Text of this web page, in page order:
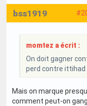
bss1919
momtez a écrit :
On doit gagner
perd contre
Mais on marque
comment peut-on